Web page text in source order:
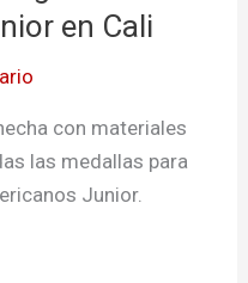
en Cali
con materiales
las medallas para
Junior.